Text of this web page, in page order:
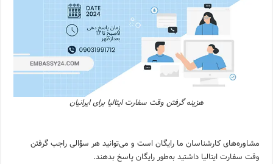
هزینه گرفتن وقت سفارت ایتالیا برای ایرانیان
مشاوره‌های کارشناسان ما رایگان است و می‌توانید هر سؤالی راجب گرفتن
وقت سفارت ایتالیا داشتید به‌طور رایگان پاسخ بدهند.